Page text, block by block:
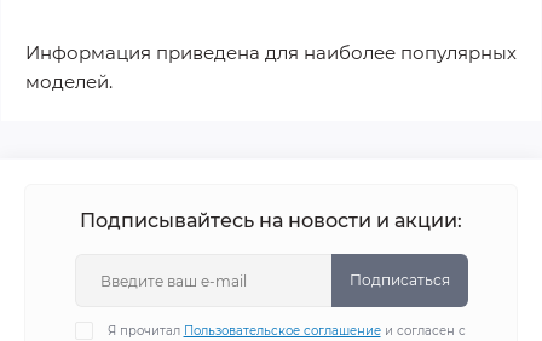
Информация приведена для наиболее популярных
моделей.
Подписывайтесь на новости и акции:
Подписаться
Я прочитал Пользовательское соглашениеи согласен с